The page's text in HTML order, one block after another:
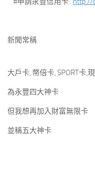
新聞常稱
大戶卡, 幣倍卡, SPORT卡,
為永豐四大神卡
但我想再加入財富無限卡
並稱五大神卡